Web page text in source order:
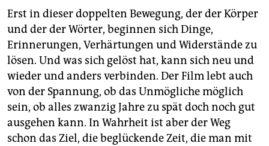
Erst in dieser doppelten Bewegung, der der Körper
und der der Wörter, beginnen sich Dinge,
Erinnerungen, Verhärtungen und Widerstände zu
lösen. Und was sich gelöst hat, kann sich neu und
wieder und anders verbinden. Der Film lebt auch
von der Spannung, ob das Unmögliche möglich
sein, ob alles zwanzig Jahre zu spät doch noch gut
ausgehen kann. In Wahrheit ist aber der Weg
schon das Ziel, die beglückende Zeit, die man mit